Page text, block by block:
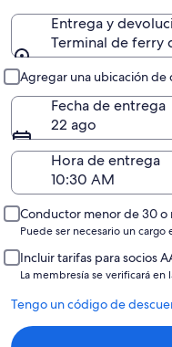
Entrega y
Terminal de ferry
Agregar una ubicación
Fecha de entrega
22 ago
Hora de entrega
Conductor menor de 30 o
Puede ser necesario un
Incluir tarifas para socios
La membresía se verificará en
Tengo un código de